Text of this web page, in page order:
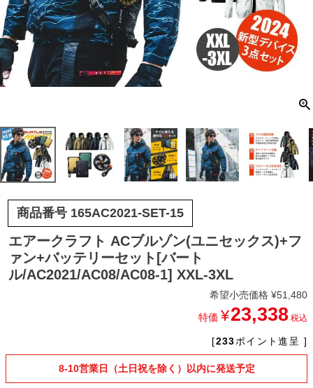
商品番号 165AC2021-SET-15
エアークラフト ACブルゾン(ユニセックス)+フ
ァン+バッテリーセット[バート
ル/AC2021/AC08/AC08-1] XXL-3XL
希望小売価格 ¥51,480
特価 ¥23,338 税込
[233ポイント進呈 ]
8-10営業日（土日祝を除く）以内に発送予定